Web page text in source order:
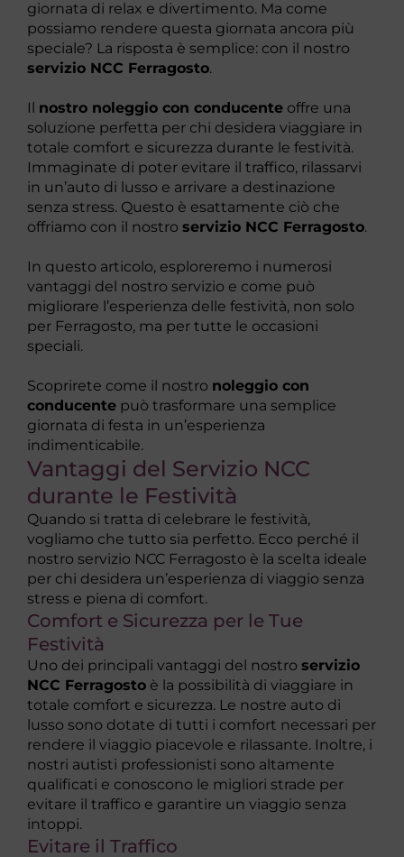
giornata di relax e divertimento. Ma come
possiamo rendere questa giornata ancora più
speciale? La risposta è semplice: con il nostro
servizio NCC Ferragosto.
Il nostro noleggio con conducente offre una
soluzione perfetta per chi desidera viaggiare in
totale comfort e sicurezza durante le festività.
Immaginate di poter evitare il traffico, rilassarvi
in un’auto di lusso e arrivare a destinazione
senza stress. Questo è esattamente ciò che
offriamo con il nostro servizio NCC Ferragosto.
In questo articolo, esploreremo i numerosi
vantaggi del nostro servizio e come può
migliorare l’esperienza delle festività, non solo
per Ferragosto, ma per tutte le occasioni
speciali.
Scoprirete come il nostro noleggio con
conducente può trasformare una semplice
giornata di festa in un’esperienza
indimenticabile.
Vantaggi del Servizio NCC
durante le Festività
Quando si tratta di celebrare le festività,
vogliamo che tutto sia perfetto. Ecco perché il
nostro servizio NCC Ferragosto è la scelta ideale
per chi desidera un’esperienza di viaggio senza
stress e piena di comfort.
Comfort e Sicurezza per le Tue
Festività
Uno dei principali vantaggi del nostro servizio
NCC Ferragosto è la possibilità di viaggiare in
totale comfort e sicurezza. Le nostre auto di
lusso sono dotate di tutti i comfort necessari per
rendere il viaggio piacevole e rilassante. Inoltre, i
nostri autisti professionisti sono altamente
qualificati e conoscono le migliori strade per
evitare il traffico e garantire un viaggio senza
intoppi.
Evitare il Traffico